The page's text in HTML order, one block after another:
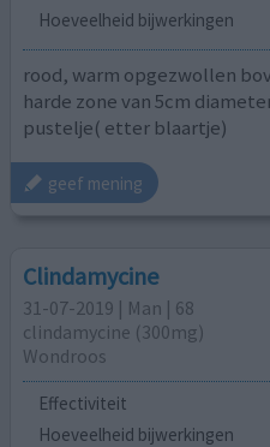
Hoeveelheid bijwerkingen
rood, warm opgezwollen
harde zone van 5cm
pustelje( etter blaartje)
geef mening
Clindamycine
31-07-2019 | Man | 68
clindamycine (300mg)
Wondroos
Effectiviteit
Hoeveelheid bijwerkingen